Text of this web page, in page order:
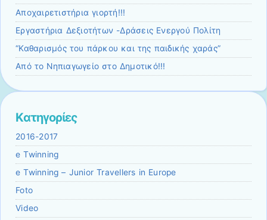
Αποχαιρετιστήρια γιορτή!!!
Εργαστήρια Δεξιοτήτων -Δράσεις Ενεργού Πολίτη
“Καθαρισμός του πάρκου και της παιδικής χαράς”
Από το Νηπιαγωγείο στο Δημοτικό!!!
Kατηγορίες
2016-2017
e Twinning
e Twinning – Junior Travellers in Europe
Foto
Video